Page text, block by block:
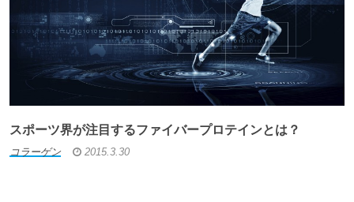
スポーツ界が注目するファイバープロテインとは？
コラーゲン 2015.3.30